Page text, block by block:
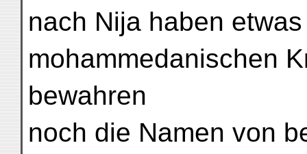
nach Nija haben
mohammedanischen
bewahren
noch die Namen von